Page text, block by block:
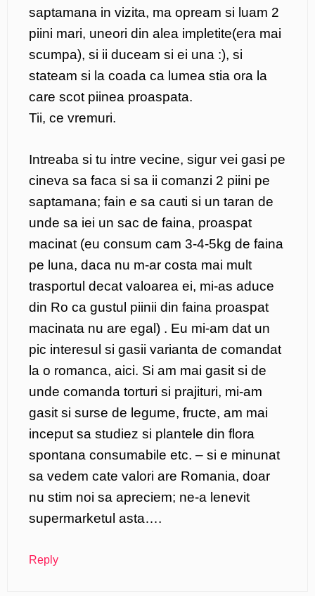
saptamana in vizita, ma opream si luam 2
piini mari, uneori din alea impletite(era mai
scumpa), si ii duceam si ei una :), si
stateam si la coada ca lumea stia ora la
care scot piinea proaspata.
Tii, ce vremuri.
Intreaba si tu intre vecine, sigur vei gasi pe
cineva sa faca si sa ii comanzi 2 piini pe
saptamana; fain e sa cauti si un taran de
unde sa iei un sac de faina, proaspat
macinat (eu consum cam 3-4-5kg de faina
pe luna, daca nu m-ar costa mai mult
trasportul decat valoarea ei, mi-as aduce
din Ro ca gustul piinii din faina proaspat
macinata nu are egal) . Eu mi-am dat un
pic interesul si gasii varianta de comandat
la o romanca, aici. Si am mai gasit si de
unde comanda torturi si prajituri, mi-am
gasit si surse de legume, fructe, am mai
inceput sa studiez si plantele din flora
spontana consumabile etc. – si e minunat
sa vedem cate valori are Romania, doar
nu stim noi sa apreciem; ne-a lenevit
supermarketul asta….
Reply